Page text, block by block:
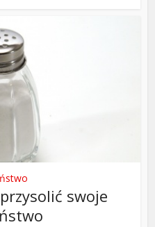
swoje